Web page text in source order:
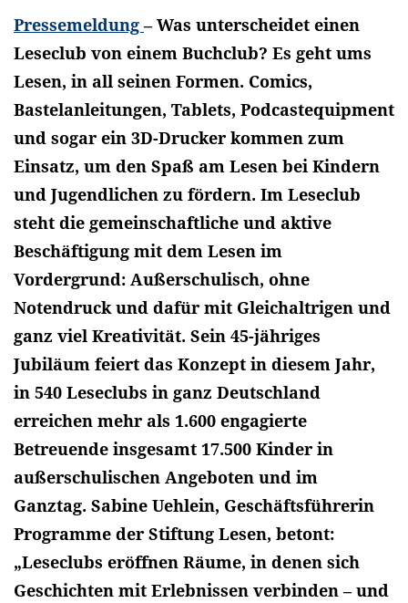
Pressemeldung– Was unterscheidet einen
Leseclub von einem Buchclub? Es geht ums
Lesen, in all seinen Formen. Comics,
Bastelanleitungen, Tablets, Podcastequipment
und sogar ein 3D-Drucker kommen zum
Einsatz, um den Spaß am Lesen bei Kindern
und Jugendlichen zu fördern. Im Leseclub
steht die gemeinschaftliche und aktive
Beschäftigung mit dem Lesen im
Vordergrund: Außerschulisch, ohne
Notendruck und dafür mit Gleichaltrigen und
ganz viel Kreativität. Sein 45-jähriges
Jubiläum feiert das Konzept in diesem Jahr,
in 540 Leseclubs in ganz Deutschland
erreichen mehr als 1.600 engagierte
Betreuende insgesamt 17.500 Kinder in
außerschulischen Angeboten und im
Ganztag. Sabine Uehlein, Geschäftsführerin
Programme der Stiftung Lesen, betont:
„Leseclubs eröffnen Räume, in denen sich
Geschichten mit Erlebnissen verbinden – und